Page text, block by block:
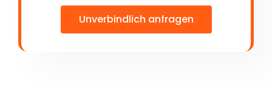
Unverbindlich anfragen